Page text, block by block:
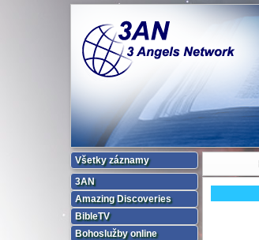
Všetky záznamy
3AN
Amazing Discoveries
BibleTV
Bohoslužby online